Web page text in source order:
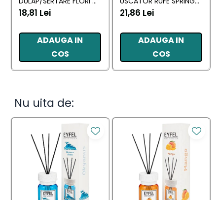
PRIMAVERA 3 BUC
18,81 Lei
ADAUGA IN
COS
AWAKENING 34 BUC
21,86 Lei
ADAUGA IN
COS
Nu uita de: